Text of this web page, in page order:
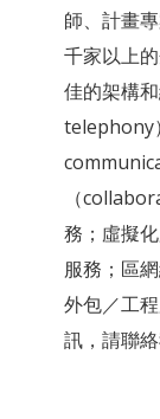
師、計畫
千家以上
佳的架構
telephony
（
務；虛擬
服務；區
外包／工
訊，請聯絡